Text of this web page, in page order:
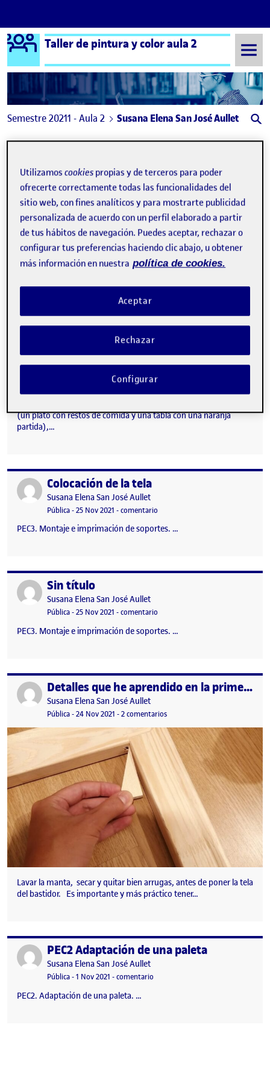
Saltar al contenido
Logo Ágora
Taller de pintura y color aula 2
Semestre 20211 - Aula 2 Susana Elena San José Aullet
Susana Elena San José
Aullet
Publicado poravances de mi práctica con óleo
Publicado por
Susana Elena San José Aullet
Visibilidad:
Pública- Fecha de publicación
4 Ene 2022-1 comentarioen avances de mi práctica con óleo
(un plato con restos de comida y una tabla con una naranja
partida),…
Publicado porColocación de la tela
Publicado por
Susana Elena San José Aullet
Visibilidad:
Pública-Fecha de publicación
25 Nov 2021 -comentario
PEC3. Montaje e imprimación de soportes. …
Publicado porSin título
Publicado por
Susana Elena San José Aullet
Visibilidad:
Pública-Fecha de publicación
25 Nov 2021 -comentario
PEC3. Montaje e imprimación de soportes. …
Publicado por Detalles que he aprendido en la primer parte del proceso
Publicado por
Susana Elena San José Aullet
Visibilidad:
Pública-Fecha de publicación
24 Nov 2021 -2 comentariosen Detalles que he aprendido
Lavar la manta, secar y quitar bien arrugas, antes de poner la tela
del bastidor. Es importante y más práctico tener…
Publicado porPEC2 Adaptación de una paleta
Publicado por
Susana Elena San José Aullet
Visibilidad:
Pública-Fecha de publicación
1 Nov 2021 24 noviembre, 2021 6:45 pm
-comentario
PEC2. Adaptación de una paleta. …
Utilizamoscookies propias y de terceros para poder
ofrecerte correctamente todas las funcionalidades del
sitio web, con fines analíticos y para mostrarte publicidad
personalizada de acuerdo con un perfil elaborado a partir
de tus hábitos de navegación. Puedes aceptar, rechazar o
configurar tus preferencias haciendo clic abajo, u obtener
más información en nuestra política de cookies.
Rechazar
Aceptar
Configurar